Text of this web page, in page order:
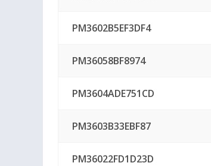
PM3602B5EF3DF4
PM36058BF8974
PM3604ADE751CD
PM3603B33EBF87
PM36022FD1D23D